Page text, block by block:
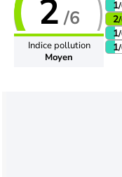
2 /6
Indice pollution
Moyen
1
2
1
1